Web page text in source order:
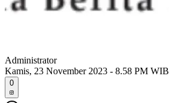
Administrator
Kamis, 23 November 2023 - 8.58 PM WIB
0